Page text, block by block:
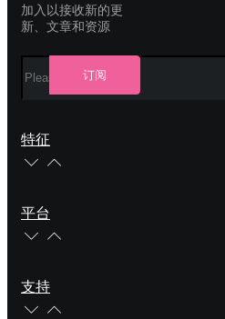
加入以接收新的更
新、文章和资源
订阅
特征
平台
支持